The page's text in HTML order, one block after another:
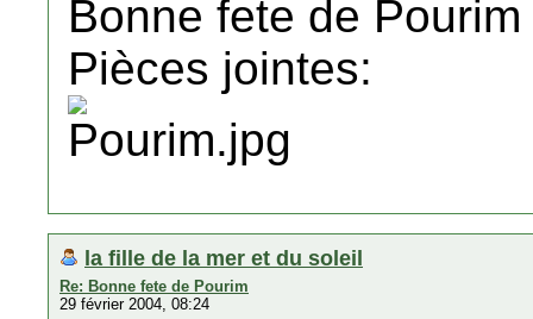
Bonne fete de
Pièces jointes:
la fille de la mer et du soleil
Re: Bonne fete de Pourim
29 février 2004, 08:24